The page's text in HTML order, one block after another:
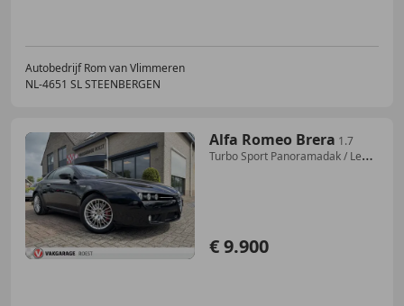
Autobedrijf Rom van Vlimmeren
NL-4651 SL STEENBERGEN
Alfa Romeo Brera 1.7
Turbo Sport Panoramadak / Leder
€ 9.900